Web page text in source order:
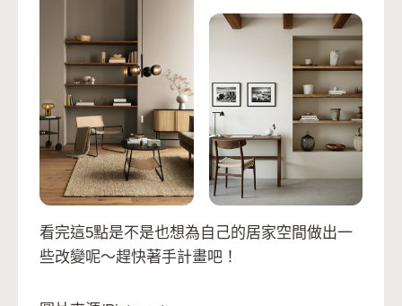
看完這5點是不是也想為自己的居家空間做出一
些改變呢～趕快著手計畫吧！